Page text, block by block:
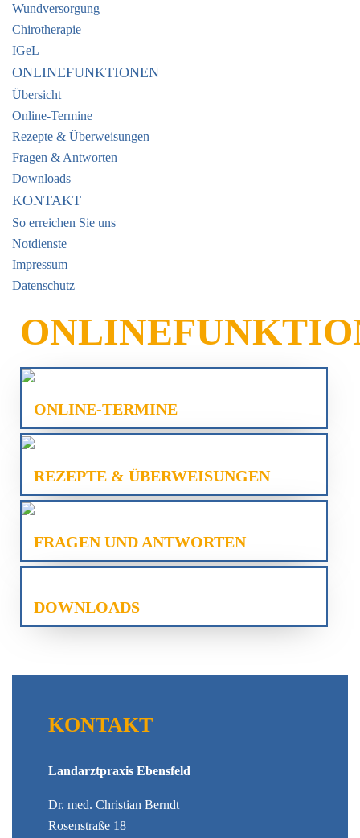
Wundversorgung
Chirotherapie
IGeL
ONLINEFUNKTIONEN
Übersicht
Online-Termine
Rezepte & Überweisungen
Fragen & Antworten
Downloads
KONTAKT
So erreichen Sie uns
Notdienste
Impressum
Datenschutz
ONLINE-TERMINE
REZEPTE & ÜBERWEISUNGEN
FRAGEN UND ANTWORTEN
DOWNLOADS
KONTAKT
Landarztpraxis Ebensfeld
Dr. med. Christian Berndt
Rosenstraße 18